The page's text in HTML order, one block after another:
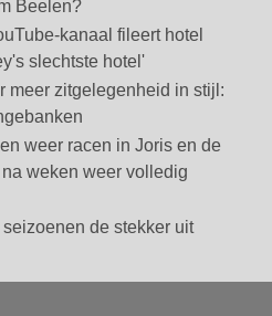
Beelen?
kanaal fileert hotel
slechtste hotel'
meer zitgelegenheid in stijl:
weer racen in Joris en de
weken weer volledig
de stekker uit